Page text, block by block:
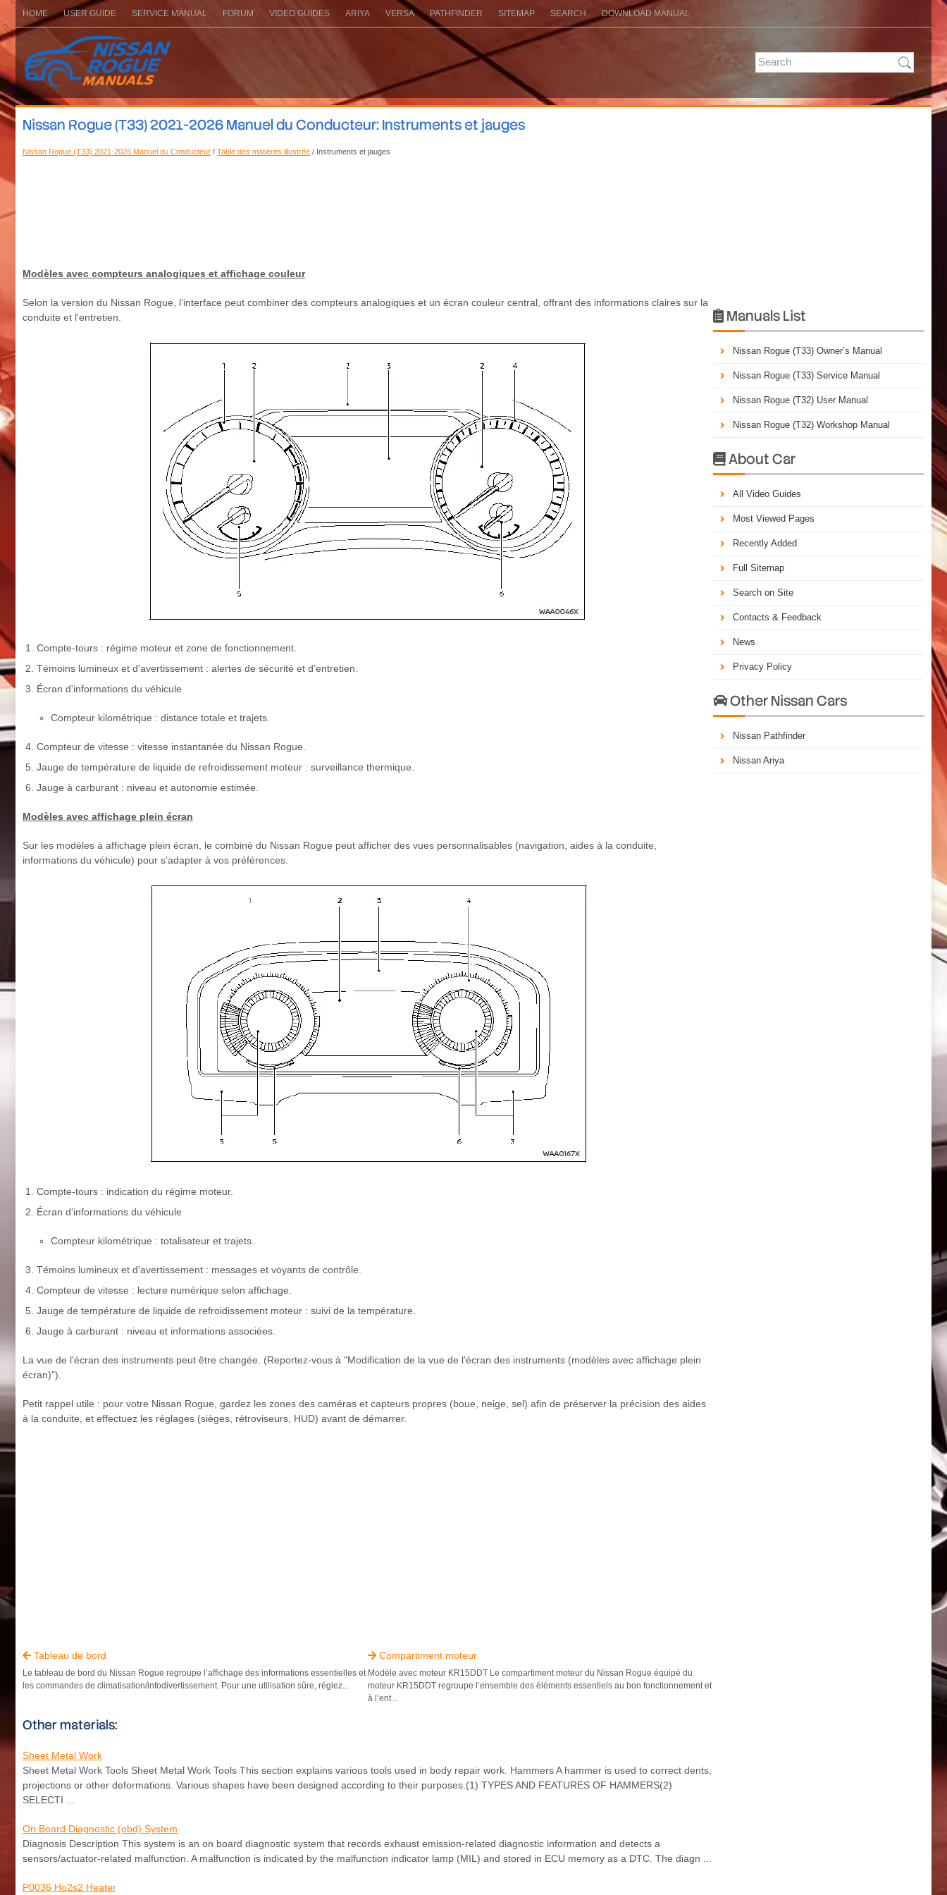
HOME USER GUIDE SERVICE MANUAL FORUM VIDEO GUIDES ARIYA VERSA PATHFINDER SITEMAP SEARCH DOWNLOAD MANUAL
Nissan Rogue (T33) 2021-2026 Manuel du Conducteur: Instruments et jauges
Nissan Rogue (T33) 2021-2026 Manuel du Conducteur / Table des matières illustrée / Instruments et jauges
Modèles avec compteurs analogiques et affichage couleur
Selon la version du Nissan Rogue, l’interface peut combiner des compteurs analogiques et un écran couleur central, offrant des informations claires sur la
conduite et l’entretien.
Compte-tours : régime moteur et zone de fonctionnement.
Témoins lumineux et d'avertissement : alertes de sécurité et d’entretien.
Écran d'informations du véhicule
Compteur kilométrique : distance totale et trajets.
Compteur de vitesse : vitesse instantanée du Nissan Rogue.
Jauge de température de liquide de refroidissement moteur : surveillance thermique.
Jauge à carburant : niveau et autonomie estimée.
Modèles avec affichage plein écran
Sur les modèles à affichage plein écran, le combiné du Nissan Rogue peut afficher des vues personnalisables (navigation, aides à la conduite,
informations du véhicule) pour s’adapter à vos préférences.
Compte-tours : indication du régime moteur.
Écran d'informations du véhicule
Compteur kilométrique : totalisateur et trajets.
Témoins lumineux et d'avertissement : messages et voyants de contrôle.
Compteur de vitesse : lecture numérique selon affichage.
Jauge de température de liquide de refroidissement moteur : suivi de la température.
Jauge à carburant : niveau et informations associées.
La vue de l'écran des instruments peut être changée. (Reportez-vous à "Modification de la vue de l'écran des instruments (modèles avec affichage plein
écran)").
Petit rappel utile : pour votre Nissan Rogue, gardez les zones des caméras et capteurs propres (boue, neige, sel) afin de préserver la précision des aides
à la conduite, et effectuez les réglages (sièges, rétroviseurs, HUD) avant de démarrer.
Tableau de bord
Le tableau de bord du Nissan Rogue regroupe l’affichage des informations essentielles et
les commandes de climatisation/infodivertissement. Pour une utilisation sûre, réglez...
 Compartiment moteur
Modèle avec moteur KR15DDT Le compartiment moteur du Nissan Rogue équipé du
moteur KR15DDT regroupe l’ensemble des éléments essentiels au bon fonctionnement et
à l’ent...
Other materials:
Sheet Metal Work
Sheet Metal Work Tools Sheet Metal Work Tools This section explains various tools used in body repair work. Hammers A hammer is used to correct dents,
projections or other deformations. Various shapes have been designed according to their purposes.(1) TYPES AND FEATURES OF HAMMERS(2)
SELECTI ...
On Board Diagnostic (obd) System
Diagnosis Description This system is an on board diagnostic system that records exhaust emission-related diagnostic information and detects a
sensors/actuator-related malfunction. A malfunction is indicated by the malfunction indicator lamp (MIL) and stored in ECU memory as a DTC. The diagn ...
P0036 Ho2s2 Heater
 Manuals List
Nissan Rogue (T33) Owner’s Manual
Nissan Rogue (T33) Service Manual
Nissan Rogue (T32) User Manual
Nissan Rogue (T32) Workshop Manual
About Car
All Video Guides
Most Viewed Pages
Recently Added
Full Sitemap
Search on Site
Contacts & Feedback
News
Privacy Policy
Other Nissan Cars
Nissan Pathfinder
Nissan Ariya